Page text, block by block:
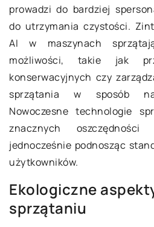
prowadzi do bardziej
do utrzymania czystości.
AI w maszynach
możliwości, takie jak
konserwacyjnych czy
sprzątania w sposób
Nowoczesne technologie
znacznych
jednocześnie podnosząc
użytkowników.
Ekologiczne
sprzątaniu